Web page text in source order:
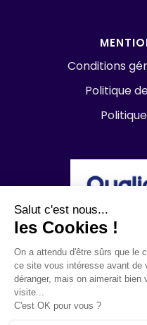
Salut c'est nous...
les Cookies !
On a attendu d'être sûrs que le
ce site vous intéresse avant de
déranger, mais on aimerait bien
visite...
C'est OK pour vous ?
Conditions
Politique